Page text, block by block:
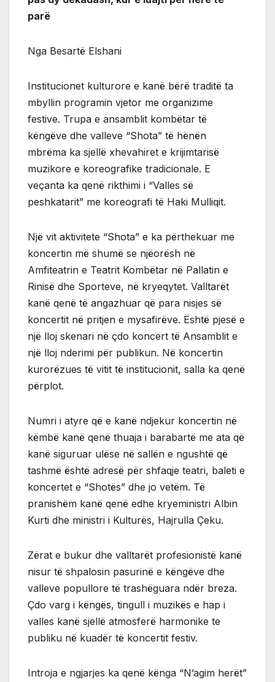
parë
Nga Besartë Elshani
Institucionet kulturore e kanë bërë traditë ta
mbyllin programin vjetor me organizime
festive. Trupa e ansamblit kombëtar të
këngëve dhe valleve “Shota” të hënën
mbrëma ka sjellë xhevahiret e krijimtarisë
muzikore e koreografike tradicionale. E
veçanta ka qenë rikthimi i “Valles së
peshkatarit” me koreografi të Haki Mulliqit.
Një vit aktivitete “Shota” e ka përthekuar me
koncertin më shumë se njëorësh në
Amfiteatrin e Teatrit Kombëtar në Pallatin e
Rinisë dhe Sporteve, në kryeqytet. Valltarët
kanë qenë të angazhuar që para nisjes së
koncertit në pritjen e mysafirëve. Është pjesë e
një lloj skenari në çdo koncert të Ansamblit e
një lloj nderimi për publikun. Në koncertin
kurorëzues të vitit të institucionit, salla ka qenë
përplot.
Numri i atyre që e kanë ndjekur koncertin në
këmbë kanë qenë thuaja i barabartë me ata që
kanë siguruar ulëse në sallën e ngushtë që
tashmë është adresë për shfaqje teatri, baleti e
koncertet e “Shotës” dhe jo vetëm. Të
pranishëm kanë qenë edhe kryeministri Albin
Kurti dhe ministri i Kulturës, Hajrulla Çeku.
Zërat e bukur dhe valltarët profesionistë kanë
nisur të shpalosin pasurinë e këngëve dhe
valleve popullore të trashëguara ndër breza.
Çdo varg i këngës, tingull i muzikës e hap i
valles kanë sjellë atmosferë harmonike te
publiku në kuadër të koncertit festiv.
Introja e ngjarjes ka qenë kënga “N’agim herët”